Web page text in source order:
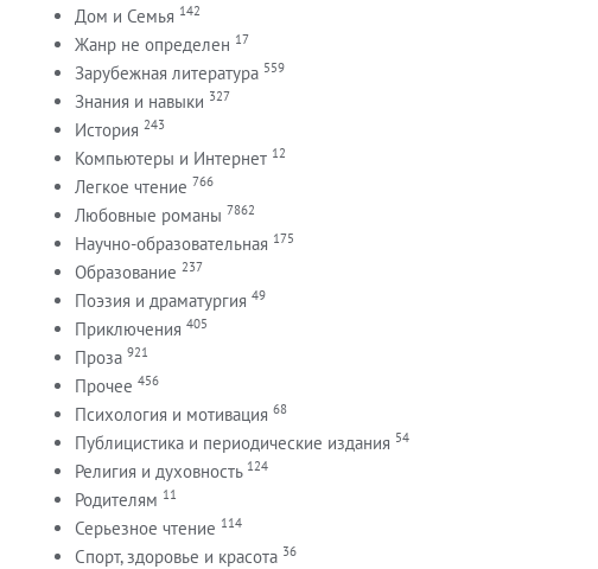
Дом и Семья 142
Жанр не определен 17
Зарубежная литература 559
Знания и навыки 327
История 243
Компьютеры и Интернет 12
Легкое чтение 766
Любовные романы 7862
Научно-образовательная 175
Образование 237
Поэзия и драматургия 49
Приключения 405
Проза 921
Прочее 456
Психология и мотивация 68
Публицистика и периодические издания 54
Религия и духовность 124
Родителям 11
Серьезное чтение 114
Спорт, здоровье и красота 36